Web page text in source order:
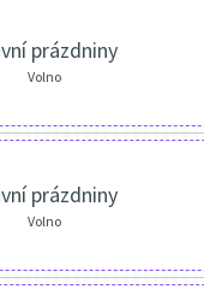
prázdniny
Volno
prázdniny
Volno